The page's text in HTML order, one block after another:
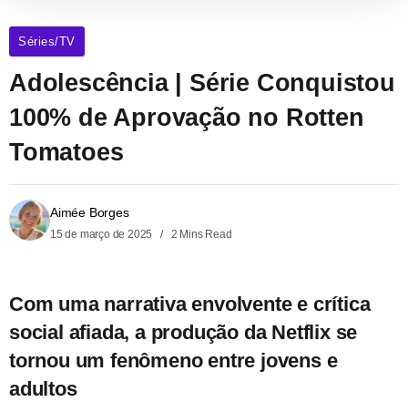
Séries/TV
Adolescência | Série Conquistou
100% de Aprovação no Rotten
Tomatoes
Aimée Borges
15 de março de 2025 2 Mins Read
Com uma narrativa envolvente e crítica
social afiada, a produção da Netflix se
tornou um fenômeno entre jovens e
adultos